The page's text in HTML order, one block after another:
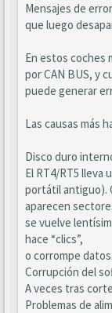
Mensajes de
que luego
En estos coches
por CAN BUS, y
puede generar
Las causas más
Disco duro
El RT4/RT5 lleva
portátil antiguo).
aparecen
se vuelve
hace “clics”,
o corrompe datos.
Corrupción del
A veces tras
Problemas de